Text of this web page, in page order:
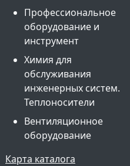
Профессиональное
оборудование и
инструмент
Химия для
обслуживания
инженерных систем.
Теплоносители
Вентиляционное
оборудование
Карта каталога